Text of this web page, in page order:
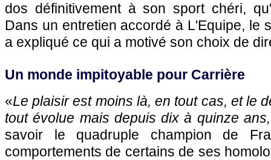
dos définitivement à son sport chéri,
Dans un entretien accordé à L'Equipe, le
a expliqué ce qui a motivé son choix de
Un monde impitoyable pour Carrière
«Le plaisir est moins là, en tout cas, et le
tout évolue mais depuis dix à quinze
savoir le quadruple champion de
comportements de certains de ses